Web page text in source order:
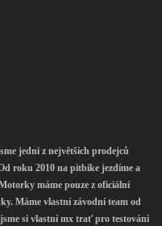
jedni z největších prodejců
roku 2010 na pitbike jezdíme a
máme pouze z oficiální
Máme vlastní závodní team od
si vlastní mx trať pro testování